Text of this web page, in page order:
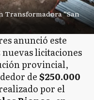
Transformadora “San
anunció este
licitaciones
provincial,
de$250.000
por el